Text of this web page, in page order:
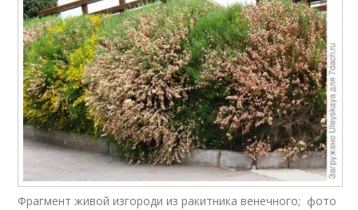
Фрагмент живой изгороди из ракитника венечного; фото